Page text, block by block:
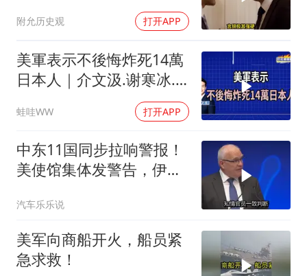
附允历史观 打开APP
美軍表示不後悔炸死14萬
日本人｜介文汲.谢寒冰.
张延廷｜辣晚报20260806
蛙哇WW 打开APP
中东11国同步拉响警报！
美使馆集体发警告，伊朗
汽车乐乐说
美军向商船开火，船员紧
急求救！